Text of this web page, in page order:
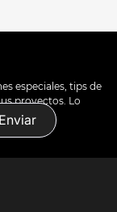
especiales, tips de
proyectos. Lo
Enviar